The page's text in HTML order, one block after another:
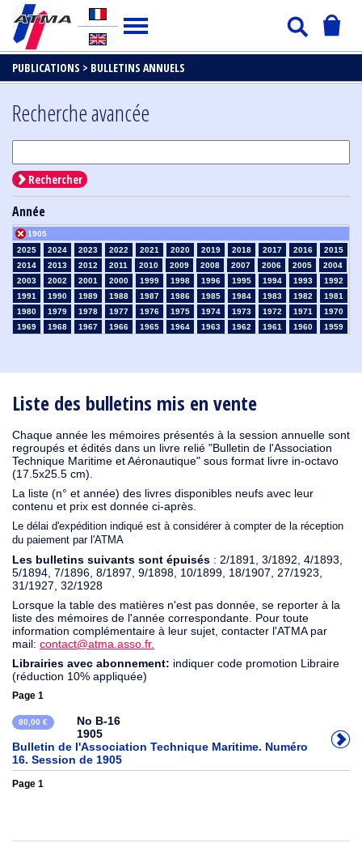
PUBLICATIONS > BULLETINS ANNUELS
Liste des bulletins mis en vente
Chaque année les mémoires présentés à la session annuelle sont
regroupés et édités dans un livre relié "Bulletin de l'Association
Technique Maritime et Aéronautique" sous format livre in-octavo
(17.5x25.5 cm).
La liste (n° et année) des livres disponibles neufs avec leur
contenu et prix est donnée ci-après.
Le délai d'expédition indiqué est à considérer à compter de la réception
du paiement par l'ATMA
Les bulletins suivants sont épuisés : 2/1891, 3/1892, 4/1893,
5/1894, 7/1896, 8/1897, 9/1898, 10/1899, 18/1907, 27/1923,
31/1927, 32/1928
Lorsque la table des matières n'est pas donnée, se reporter à la
liste des mémoires de l'année correspondante. Pour toute
information complémentaire à leur sujet, contacter l'ATMA par
mail: contact@atma.asso.fr.
Librairies avec abonnement: indiquer code promotion Libraire
(réduction 10% appliquée)
Page 1
80,00 €
No B-16
1905
Bulletin de l'Association Technique Maritime. Numéro
16. Session de 1905
Page 1
Recherche avancée
Rechercher
Année
2025 2024 2023 2022 2021 2020 2019 2018 2017 2016
2015
2014
2013 2012 2011 2010 2009 2008 2007 2006 2005
2004
2003
2002 2001 2000 1999 1998 1996 1995 1994 1993
1992
1991
1990 1989 1988 1987 1986 1985 1984 1983 1982
1981
1980
1979 1978 1977 1976 1975 1974 1973 1972 1971
1970
1969
1968 1967 1966 1965 1964 1963 1962 1961 1960
1959
1931
1930 1929 1926 1925 1924 1915 1914 1913 1912
1911
1905